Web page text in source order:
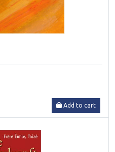
Add to cart